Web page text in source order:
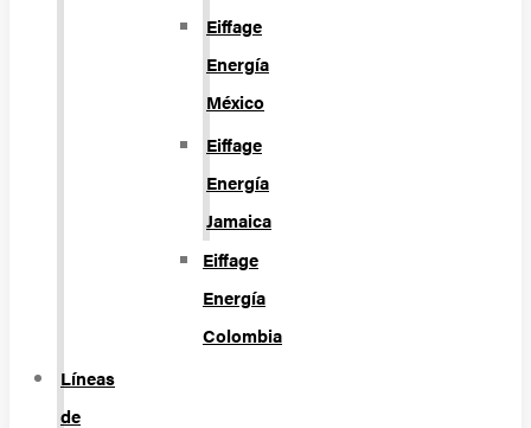
Eiffage
Energía
México
Eiffage
Energía
Jamaica
Eiffage
Energía
Colombia
Líneas
de